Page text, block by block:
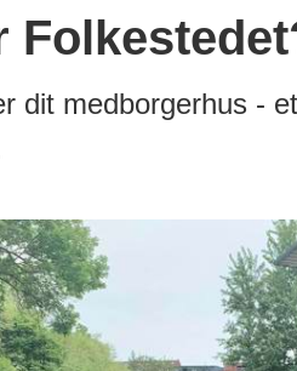
dit medborgerhus -